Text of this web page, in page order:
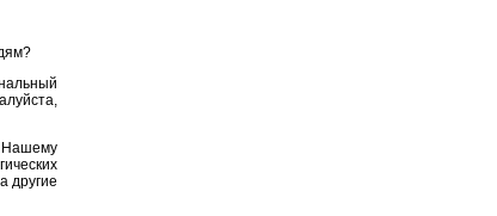
Нашему
другие